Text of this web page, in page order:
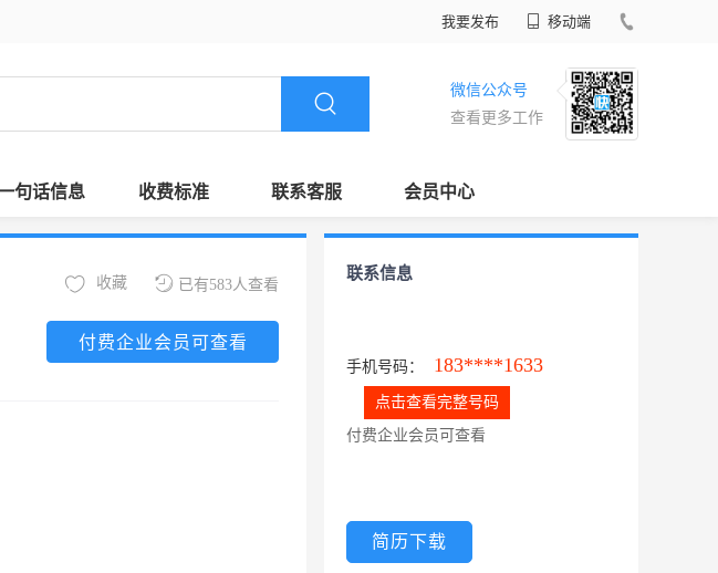
我要发布 移动端
微信公众号
查看更多工作
句话信息 收费标准 联系客服 会员中心
已有583人查看
收藏
付费企业会员可查看
联系信息
手机号码： 183****1633
点击查看完整号码
付费企业会员可查看
简历下载